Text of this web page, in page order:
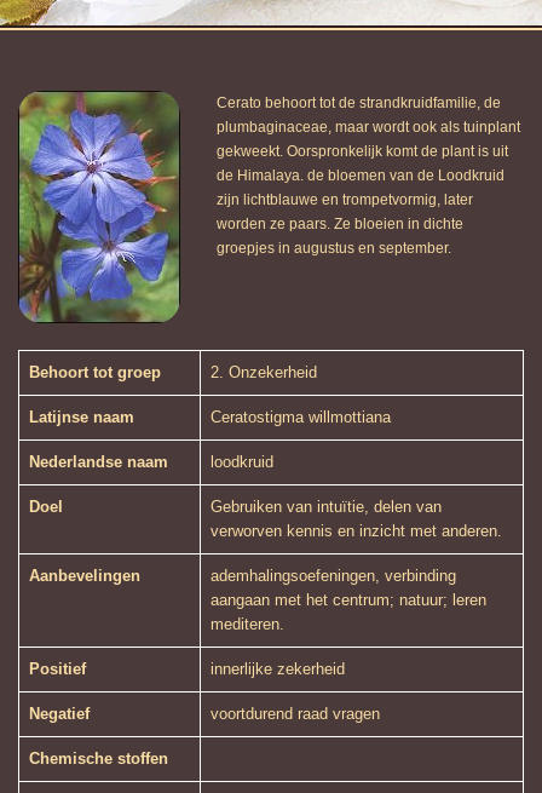
Cerato behoort tot de strandkruidfamilie, de
plumbaginaceae, maar wordt ook als tuinplant
gekweekt. Oorspronkelijk komt de plant is uit
de Himalaya. de bloemen van de Loodkruid
zijn lichtblauwe en trompetvormig, later
worden ze paars. Ze bloeien in dichte
groepjes in augustus en september.
Behoort tot groep 2. Onzekerheid
Latijnse naam Ceratostigma willmottiana
Nederlandse naam loodkruid
Doel
Gebruiken van intuïtie, delen van
verworven kennis en inzicht met anderen.
Aanbevelingen
ademhalingsoefeningen, verbinding
aangaan met het centrum; natuur; leren
mediteren.
Positief innerlijke zekerheid
Negatief voortdurend raad vragen
Chemische stoffen